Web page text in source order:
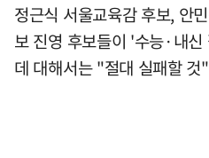
정근식 서울교육감 후보, 안
보 진영 후보들이 '수능·내
데 대해서는 "절대 실패할